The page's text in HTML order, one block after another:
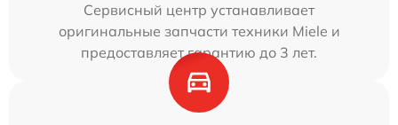
Сервисный центр устанавливает
оригинальные запчасти техники Miele и
предоставляет гарантию до 3 лет.